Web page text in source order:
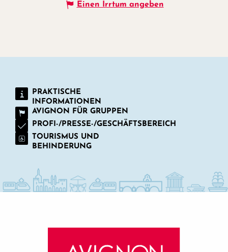
Einen Irrtum angeben
PRAKTISCHE
INFORMATIONEN
AVIGNON FÜR GRUPPEN
PROFI-/PRESSE-/GESCHÄFTSBEREICH
TOURISMUS UND
BEHINDERUNG